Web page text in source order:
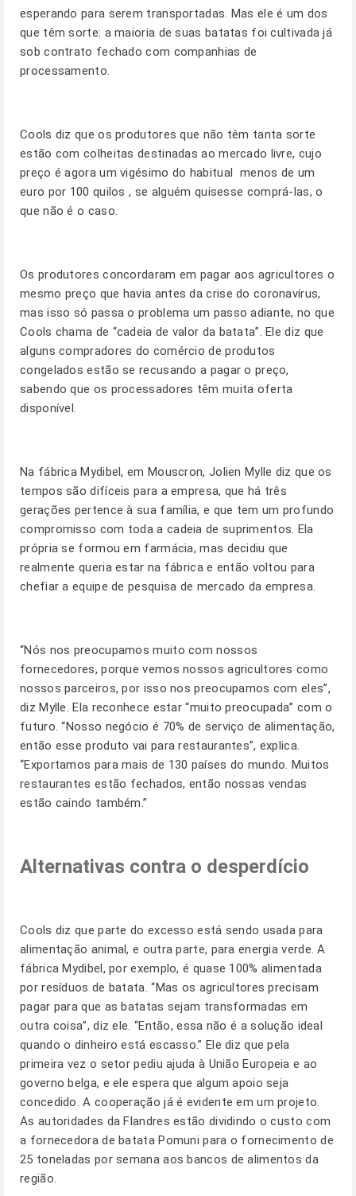
esperando para serem transportadas. Mas ele é um dos
que têm sorte: a maioria de suas batatas foi cultivada já
sob contrato fechado com companhias de
processamento.
Cools diz que os produtores que não têm tanta sorte
estão com colheitas destinadas ao mercado livre, cujo
preço é agora um vigésimo do habitual  menos de um
euro por 100 quilos , se alguém quisesse comprá-las, o
que não é o caso.
Os produtores concordaram em pagar aos agricultores o
mesmo preço que havia antes da crise do coronavírus,
mas isso só passa o problema um passo adiante, no que
Cools chama de “cadeia de valor da batata”. Ele diz que
alguns compradores do comércio de produtos
congelados estão se recusando a pagar o preço,
sabendo que os processadores têm muita oferta
disponível.
Na fábrica Mydibel, em Mouscron, Jolien Mylle diz que os
tempos são difíceis para a empresa, que há três
gerações pertence à sua família, e que tem um profundo
compromisso com toda a cadeia de suprimentos. Ela
própria se formou em farmácia, mas decidiu que
realmente queria estar na fábrica e então voltou para
chefiar a equipe de pesquisa de mercado da empresa.
“Nós nos preocupamos muito com nossos
fornecedores, porque vemos nossos agricultores como
nossos parceiros, por isso nos preocupamos com eles”,
diz Mylle. Ela reconhece estar “muito preocupada” com o
futuro. “Nosso negócio é 70% de serviço de alimentação,
então esse produto vai para restaurantes”, explica.
“Exportamos para mais de 130 países do mundo. Muitos
restaurantes estão fechados, então nossas vendas
estão caindo também.”
Alternativas contra o desperdício
Cools diz que parte do excesso está sendo usada para
alimentação animal, e outra parte, para energia verde. A
fábrica Mydibel, por exemplo, é quase 100% alimentada
por resíduos de batata. “Mas os agricultores precisam
pagar para que as batatas sejam transformadas em
outra coisa”, diz ele. “Então, essa não é a solução ideal
quando o dinheiro está escasso.” Ele diz que pela
primeira vez o setor pediu ajuda à União Europeia e ao
governo belga, e ele espera que algum apoio seja
concedido. A cooperação já é evidente em um projeto.
As autoridades da Flandres estão dividindo o custo com
a fornecedora de batata Pomuni para o fornecimento de
25 toneladas por semana aos bancos de alimentos da
região.